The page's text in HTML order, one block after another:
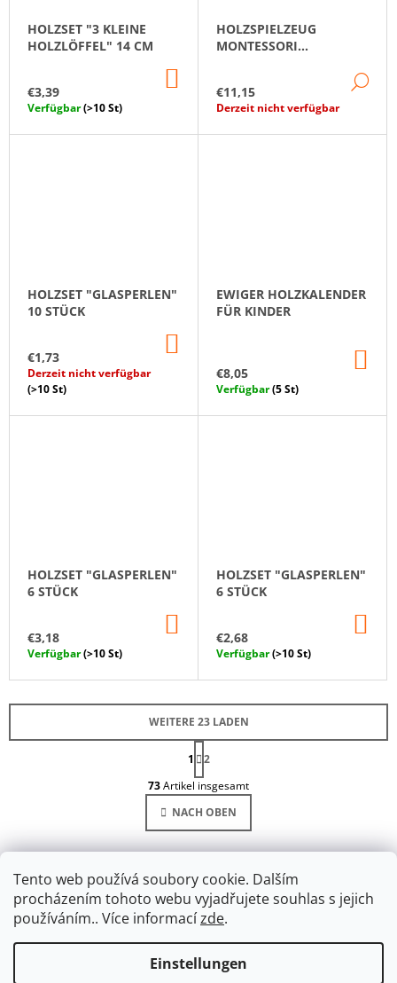
Tento web používá soubory cookie. Dalším
procházením tohoto webu vyjadřujete souhlas s jejich
používáním.. Více informacízde.
Einstellungen
HOLZSET "3 KLEINE
HOLZLÖFFEL" 14 CM
€3,39 WARENKORB
Verfügbar(>10 St)
HOLZSPIELZEUG
MONTESSORI
€11,15
Derzeit nicht verfügbar
HOLZSET "GLASPERLEN"
10 STÜCK
€1,73 WARENKORB
Derzeit nicht verfügbar
(>10 St)
EWIGER HOLZKALENDER
FÜR KINDER
€8,05
Verfügbar(5 St)
HOLZSET "GLASPERLEN"
6 STÜCK
€3,18 WARENKORB
Verfügbar(>10 St)
HOLZSET "GLASPERLEN"
6 STÜCK
€2,68
Verfügbar(>10 St)
S
T
E
U
E
R
E
L
E
M
E
N
WEITERE 23 LADEN
P
A
G
I
N
I
E
R
U
G
1
2
73Artikel insgesamt
NACH OBEN